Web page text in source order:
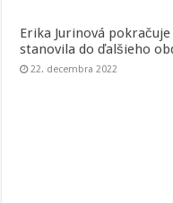
Erika Jurinová
stanovila do ďalšieho
22. decembra 2022